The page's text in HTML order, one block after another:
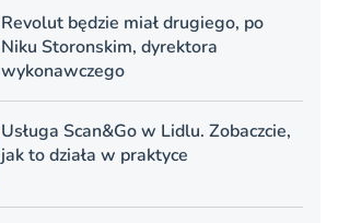
Revolut będzie miał drugiego, po
Niku Storonskim, dyrektora
wykonawczego
Usługa Scan&Go w Lidlu. Zobaczcie,
jak to działa w praktyce